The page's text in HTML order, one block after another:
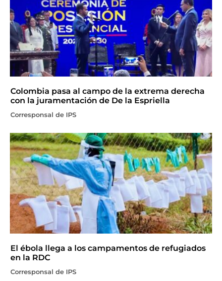
Colombia pasa al campo de la extrema derecha
con la juramentación de De la Espriella
Corresponsal de IPS
El ébola llega a los campamentos de refugiados
en la RDC
Corresponsal de IPS